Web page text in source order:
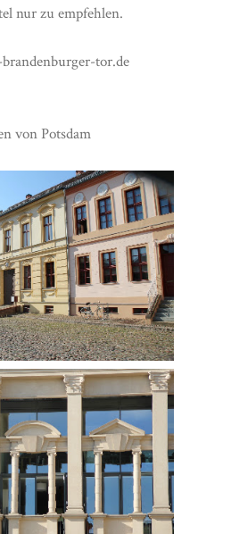
nur zu empfehlen.
tor.de
von Potsdam